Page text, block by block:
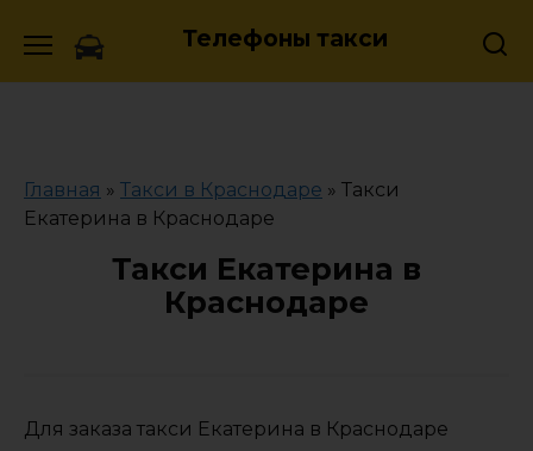
Телефоны такси
Главная » Такси в Краснодаре » Такси
Екатерина в Краснодаре
Такси Екатерина в
Краснодаре
Для заказа такси Екатерина в Краснодаре